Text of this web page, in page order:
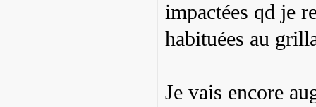
impactées qd je
habituées au
Je vais encore